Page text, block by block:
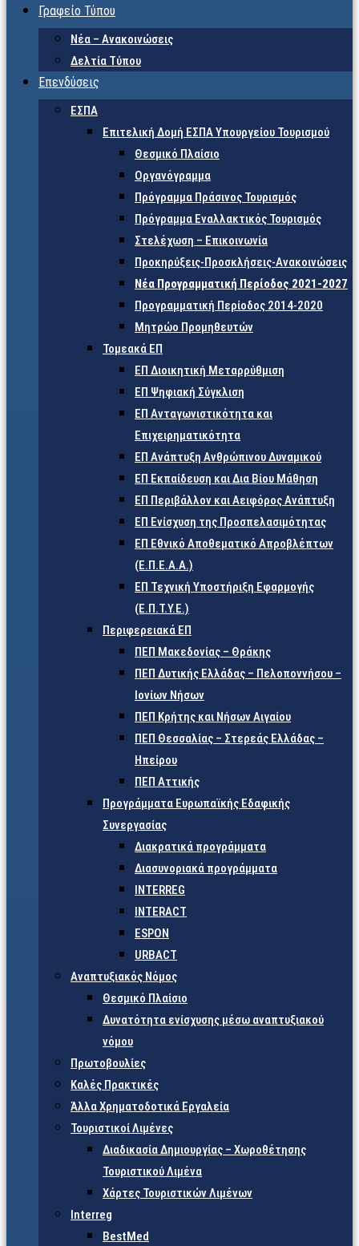
Γραφείο Τύπου
Νέα – Ανακοινώσεις
Δελτία Τύπου
Επενδύσεις
ΕΣΠΑ
Επιτελική Δομή ΕΣΠΑ Υπουργείου Τουρισμού
Θεσμικό Πλαίσιο
Οργανόγραμμα
Πρόγραμμα Πράσινος Τουρισμός
Πρόγραμμα Εναλλακτικός Τουρισμός
Στελέχωση – Επικοινωνία
Προκηρύξεις-Προσκλήσεις-Ανακοινώσεις
Νέα Προγραμματική Περίοδος 2021-2027
Προγραμματική Περίοδος 2014-2020
Μητρώο Προμηθευτών
Τομεακά ΕΠ
ΕΠ Διοικητική Μεταρρύθμιση
ΕΠ Ψηφιακή Σύγκλιση
ΕΠ Ανταγωνιστικότητα και
Επιχειρηματικότητα
ΕΠ Ανάπτυξη Ανθρώπινου Δυναμικού
ΕΠ Εκπαίδευση και Δια Βίου Μάθηση
ΕΠ Περιβάλλον και Αειφόρος Ανάπτυξη
ΕΠ Ενίσχυση της Προσπελασιμότητας
ΕΠ Εθνικό Αποθεματικό Απροβλέπτων
(Ε.Π.Ε.Α.Α.)
ΕΠ Τεχνική Υποστήριξη Εφαρμογής
(Ε.Π.Τ.Υ.Ε.)
Περιφερειακά ΕΠ
ΠΕΠ Μακεδονίας – Θράκης
ΠΕΠ Δυτικής Ελλάδας – Πελοποννήσου –
Ιονίων Νήσων
ΠΕΠ Κρήτης και Νήσων Αιγαίου
ΠΕΠ Θεσσαλίας – Στερεάς Ελλάδας –
Ηπείρου
ΠΕΠ Αττικής
Προγράμματα Ευρωπαϊκής Εδαφικής
Συνεργασίας
Διακρατικά προγράμματα
Διασυνοριακά προγράμματα
INTERREG
INTERACT
ESPON
URBACT
Αναπτυξιακός Νόμος
Θεσμικό Πλαίσιο
Δυνατότητα ενίσχυσης μέσω αναπτυξιακού
νόμου
Πρωτοβουλίες
Καλές Πρακτικές
Άλλα Χρηματοδοτικά Εργαλεία
Τουριστικοί Λιμένες
Διαδικασία Δημιουργίας – Χωροθέτησης
Τουριστικού Λιμένα
Χάρτες Τουριστικών Λιμένων
Interreg
BestMed